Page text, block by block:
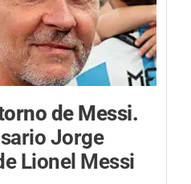
de Messi.
Jorge
Lionel Messi